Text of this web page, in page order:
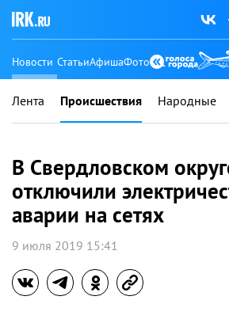
Новости СтатьиАфишаФото
Лента Происшествия Народные
В Свердловском
отключили
аварии на сетях
9 июля 2019 15:41